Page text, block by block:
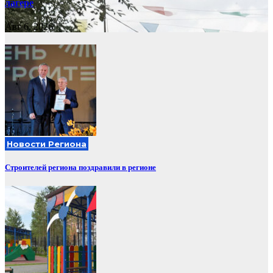
лагере
Авг 6, 2026
Новости Региона
Строителей региона поздравили в регионе